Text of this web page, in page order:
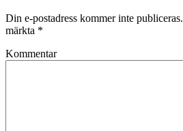
Din e-postadress kommer inte publiceras.
märkta *
Kommentar